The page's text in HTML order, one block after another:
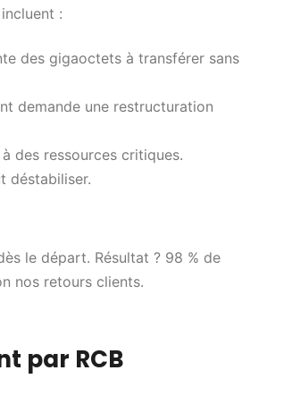
:
des gigaoctets à transférer sans
demande une restructuration
des ressources critiques.
déstabiliser.
le départ. Résultat ? 98 % de
nos retours clients.
par RCB